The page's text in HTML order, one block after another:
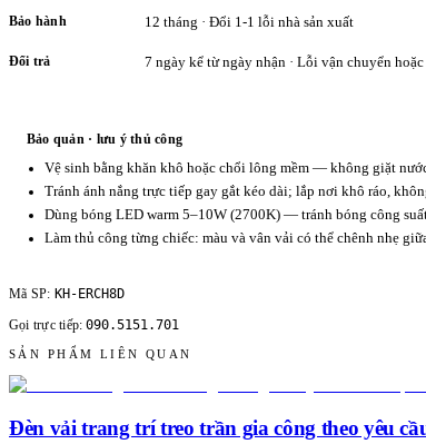
Bảo hành 12 tháng · Đổi 1-1 lỗi nhà sản xuất
Đổi trả 7 ngày kể từ ngày nhận · Lỗi vận chuyển hoặc
Bảo quản · lưu ý thủ công
Vệ sinh bằng khăn khô hoặc chổi lông mềm — không giặt
Tránh ánh nắng trực tiếp gay gắt kéo dài; lắp nơi khô ráo,
Dùng bóng LED warm 5–10W (2700K) — tránh bóng công
Làm thủ công từng chiếc: màu và vân vải có thể chênh nhẹ
Mã SP: KH-ERCH8D
Gọi trực tiếp:090.5151.701
SẢN PHẨM LIÊN QUAN
Đèn vải trang trí treo trần gia công theo yêu